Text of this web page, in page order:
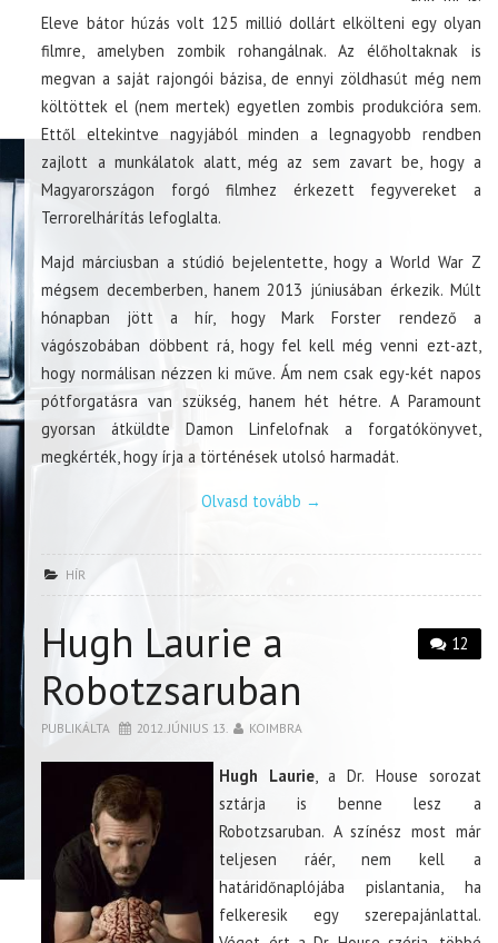
Eleve bátor húzás volt 125 millió dollárt elkölteni egy olyan
filmre, amelyben zombik rohangálnak. Az élőholtaknak is
megvan a saját rajongói bázisa, de ennyi zöldhasút még nem
költöttek el (nem mertek) egyetlen zombis produkcióra sem.
Ettől eltekintve nagyjából minden a legnagyobb rendben
zajlott a munkálatok alatt, még az sem zavart be, hogy a
Magyarországon forgó filmhez érkezett fegyvereket a
Terrorelhárítás lefoglalta.
Majd márciusban a stúdió bejelentette, hogy a World War Z
mégsem decemberben, hanem 2013 júniusában érkezik. Múlt
hónapban jött a hír, hogy Mark Forster rendező a
vágószobában döbbent rá, hogy fel kell még venni ezt-azt,
hogy normálisan nézzen ki műve. Ám nem csak egy-két napos
pótforgatásra van szükség, hanem hét hétre. A Paramount
gyorsan átküldte Damon Linfelofnak a forgatókönyvet,
megkérték, hogy írja a történések utolsó harmadát.
Olvasd tovább →
HÍR
12
Hugh Laurie a
Robotzsaruban
PUBLIKÁLTA 2012. JÚNIUS 13. KOIMBRA
Hugh Laurie, a Dr. House sorozat
sztárja is benne lesz a
Robotzsaruban. A színész most már
teljesen ráér, nem kell a
határidőnaplójába pislantania, ha
felkeresik egy szerepajánlattal.